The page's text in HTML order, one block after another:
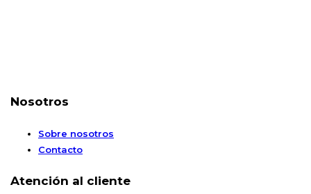
Nosotros
Sobre nosotros
Contacto
Atención al cliente